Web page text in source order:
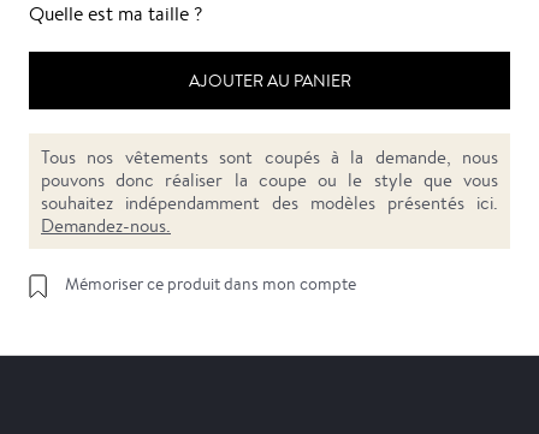
Quelle est ma taille ?
AJOUTER AU PANIER
Tous nos vêtements sont coupés à la demande, nous
pouvons donc réaliser la coupe ou le style que vous
souhaitez indépendamment des modèles présentés ici.
Demandez-nous.
Mémoriser ce produit dans mon compte